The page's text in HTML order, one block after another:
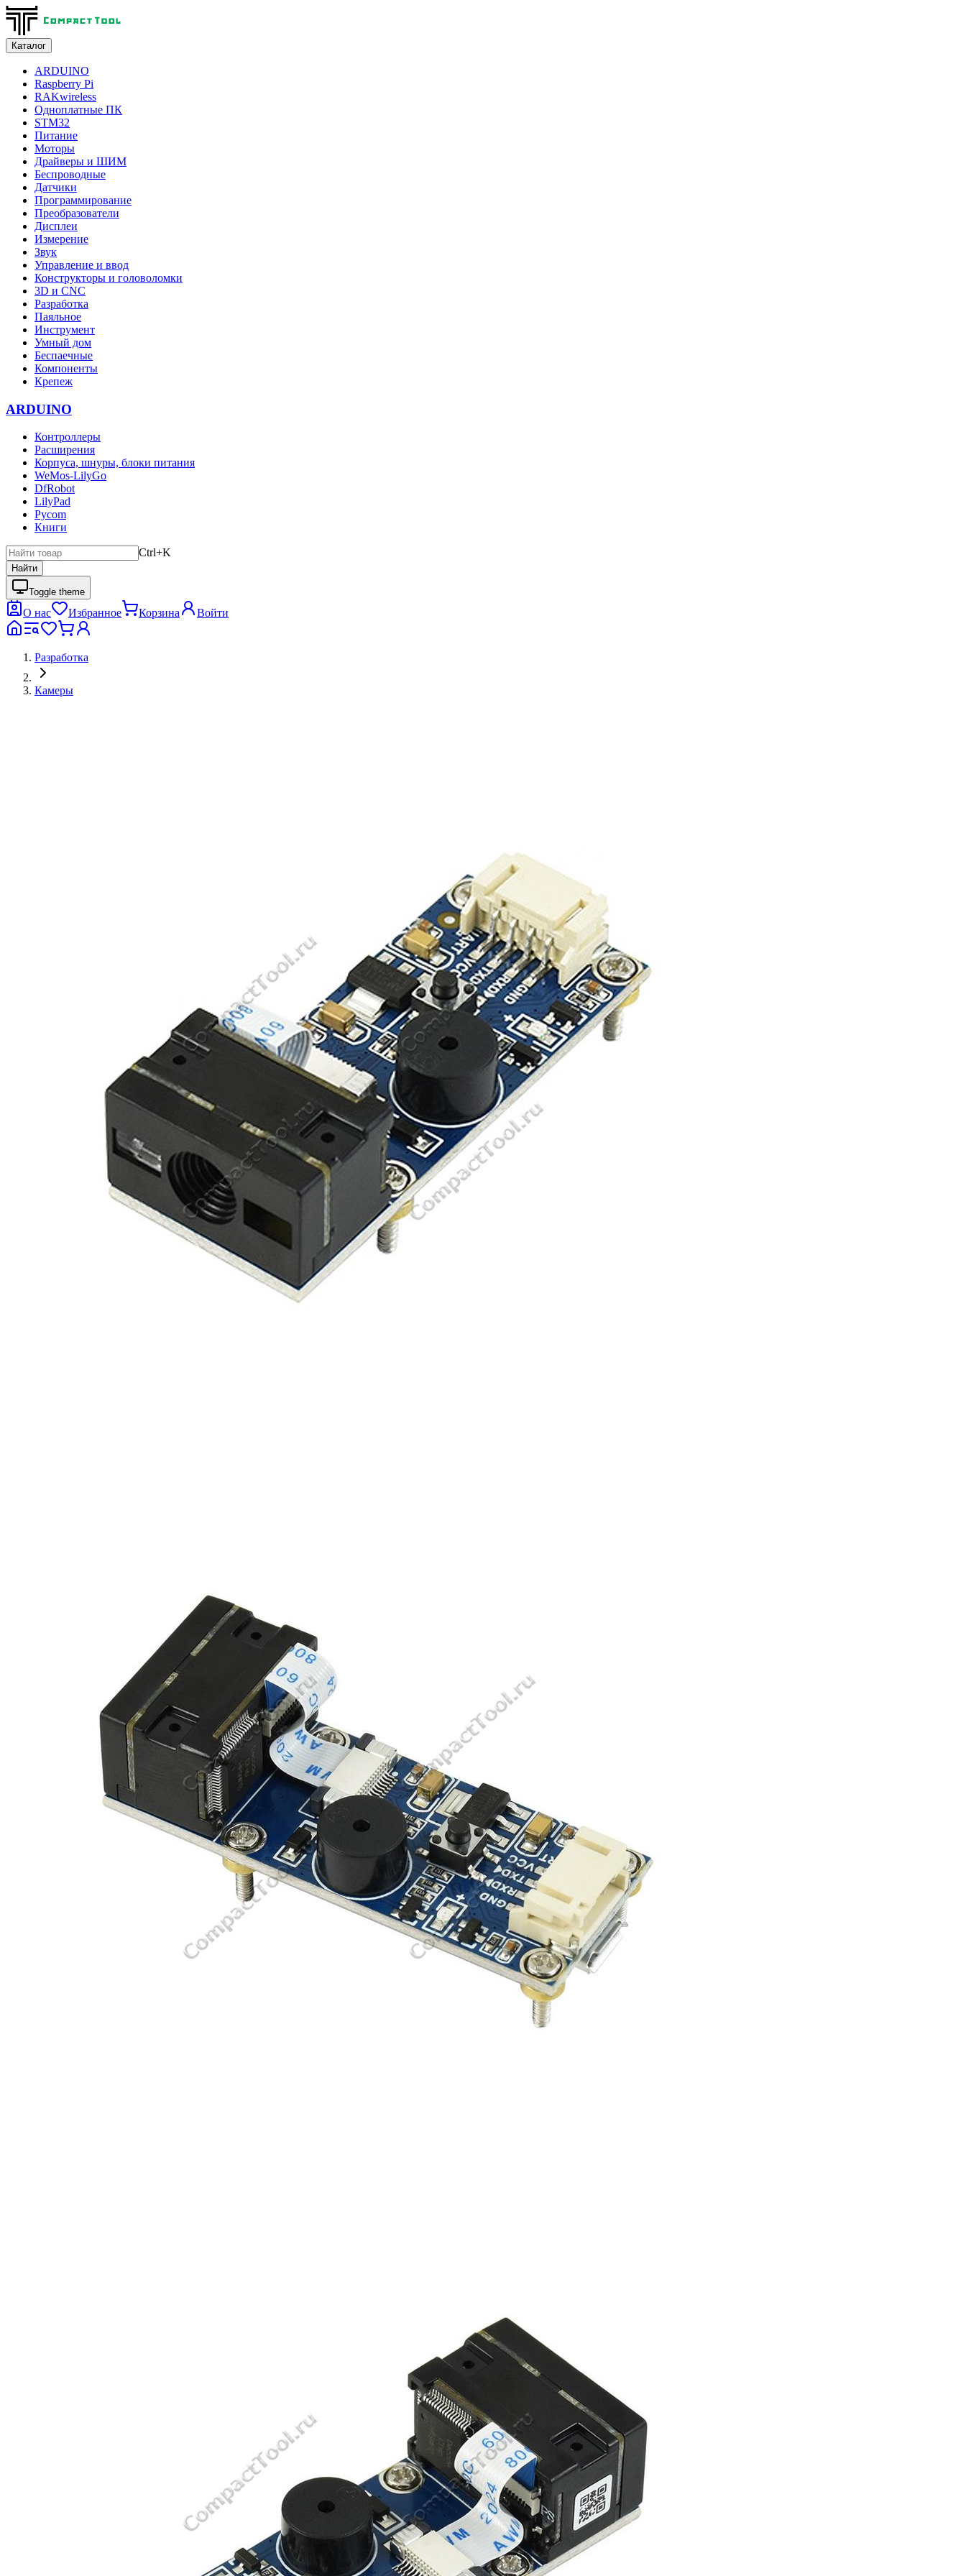
Каталог
ARDUINO
Raspberry Pi
RAKwireless
Одноплатные ПК
STM32
Питание
Моторы
Драйверы и ШИМ
Беспроводные
Датчики
Программирование
Преобразователи
Дисплеи
Измерение
Звук
Управление и ввод
Конструкторы и головоломки
3D и CNC
Разработка
Паяльное
Инструмент
Умный дом
Беспаечные
Компоненты
Крепеж
ARDUINO
Контроллеры
Расширения
Корпуса, шнуры, блоки питания
WeMos-LilyGo
DfRobot
LilyPad
Pycom
Книги
Ctrl+K
Найти
Toggle theme
О нас Избранное Корзина Войти
Разработка
Камеры